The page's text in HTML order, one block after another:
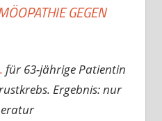
GEGEN
für 63-jährige Patientin
Ergebnis: nur